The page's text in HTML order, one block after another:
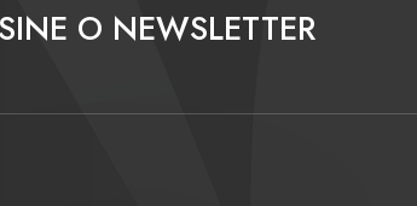
O NEWSLETTER